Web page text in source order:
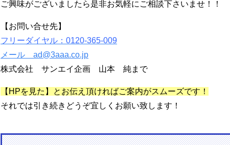
ご興味がございましたら是非お気軽にご相談下さいませ！！
【お問い合せ先】
フリーダイヤル：0120-365-009
メール ad@3aaa.co.jp
株式会社 サンエイ企画 山本 純まで
【HPを見た】とお伝え頂ければご案内がスムーズです！
それでは引き続きどうぞ宜しくお願い致します！